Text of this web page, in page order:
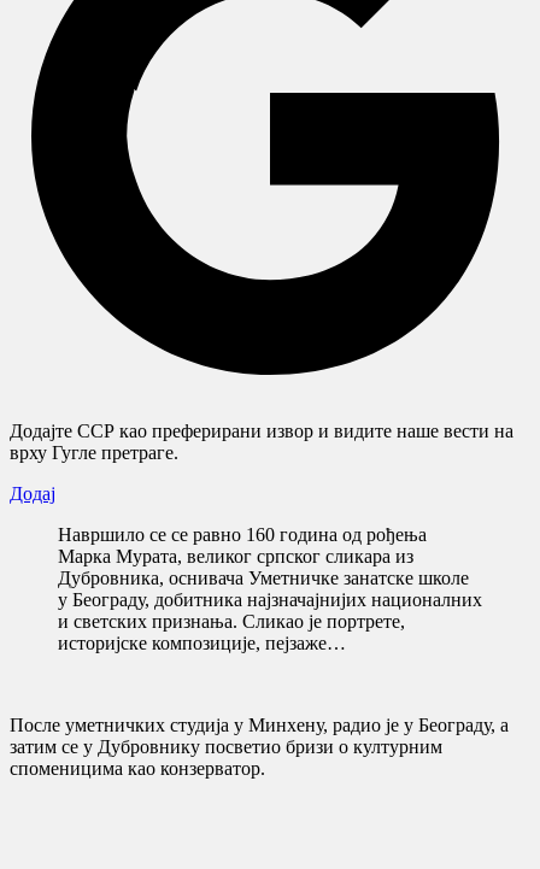
Додајте ССР као преферирани извор и видите наше вести на
врху Гугле претраге.
Додај
Навршило се се равно 160 година од рођења
Марка Мурата, великог српског сликара из
Дубровника, оснивача Уметничке занатске школе
у Београду, добитника најзначајнијих националних
и светских признања. Сликао је портрете,
историјске композиције, пејзаже…
После уметничких студија у Минхену, радио је у Београду, а
затим се у Дубровнику посветио бризи о културним
споменицима као конзерватор.